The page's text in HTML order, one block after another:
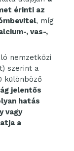
érinti az
, míg
, vas-,
nemzetközi
szerint a
különböző
jelentős
hatás
vagy
a